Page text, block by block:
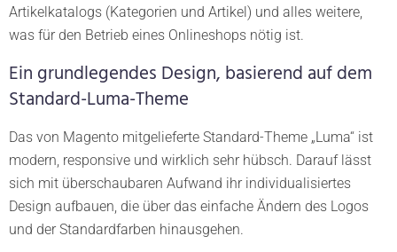
Artikelkatalogs (Kategorien und Artikel) und alles weitere,
was für den Betrieb eines Onlineshops nötig ist.
Ein grundlegendes Design, basierend auf dem
Standard-Luma-Theme
Das von Magento mitgelieferte Standard-Theme „Luma“ ist
modern, responsive und wirklich sehr hübsch. Darauf lässt
sich mit überschaubaren Aufwand ihr individualisiertes
Design aufbauen, die über das einfache Ändern des Logos
und der Standardfarben hinausgehen.